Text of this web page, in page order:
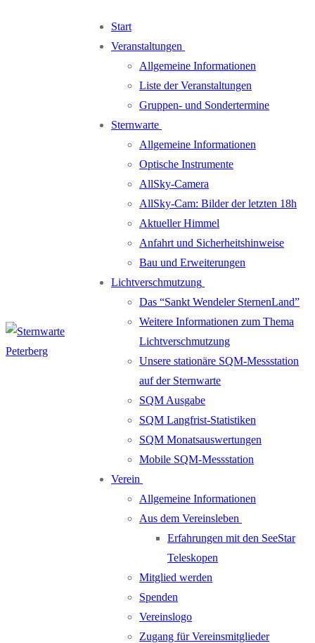
Start
Veranstaltungen
Allgemeine Informationen
Liste der Veranstaltungen
Gruppen- und Sondertermine
Sternwarte
Allgemeine Informationen
Optische Instrumente
AllSky-Camera
AllSky-Cam: Bilder der letzten 18h
Aktueller Himmel
Anfahrt und Sicherheitshinweise
Bau und Erweiterungen
Lichtverschmutzung
Das “Sankt Wendeler SternenLand”
Weitere Informationen zum Thema
Lichtverschmutzung
Unsere stationäre SQM-Messstation
auf der Sternwarte
SQM Ausgabe
SQM Langfrist-Statistiken
SQM Monatsauswertungen
Mobile SQM-Messstation
Verein
Allgemeine Informationen
Aus dem Vereinsleben
Erfahrungen mit den SeeStar
Teleskopen
Mitglied werden
Spenden
Vereinslogo
Zugang für Vereinsmitglieder